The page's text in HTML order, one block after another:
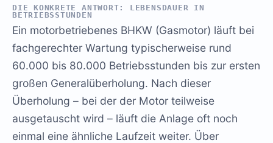
DIE KONKRETE ANTWORT: LEBENSDAUER IN
BETRIEBSSTUNDEN
Ein motorbetriebenes BHKW (Gasmotor) läuft bei
fachgerechter Wartung typischerweise rund
60.000 bis 80.000 Betriebsstunden bis zur ersten
großen Generalüberholung. Nach dieser
Überholung – bei der der Motor teilweise
ausgetauscht wird – läuft die Anlage oft noch
einmal eine ähnliche Laufzeit weiter. Über